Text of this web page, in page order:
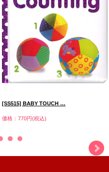
[SS515] BABY TOUCH …
価格：770円(税込)